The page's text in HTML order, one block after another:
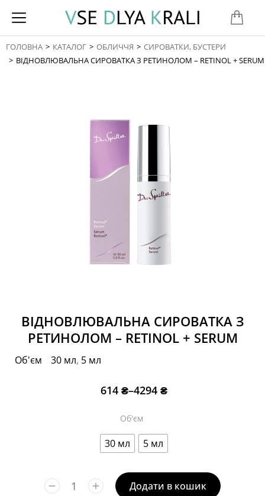
You are here:
ГОЛОВНА КАТАЛОГ ОБЛИЧЧЯ
СИРОВАТКИ, БУСТЕРИ
ВІДНОВЛЮВАЛЬНА СИРОВАТКА З РЕТИНОЛОМ – RETINOL + SERUM
ВІДНОВЛЮВАЛЬНА СИРОВАТКА З
РЕТИНОЛОМ – RETINOL + SERUM
Об'єм 30 мл, 5 мл
614 ₴–4294 ₴
Об'єм
30 мл 5 мл
Додати в кошик